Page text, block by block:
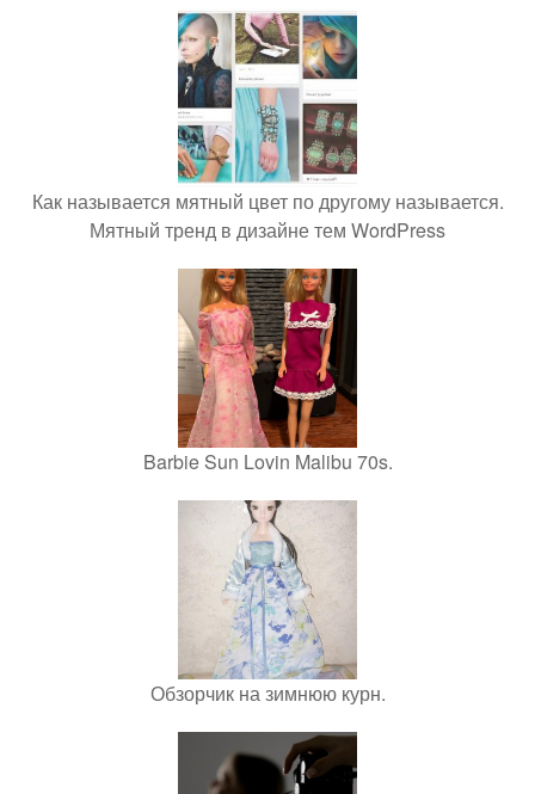
Как называется мятный цвет по другому называется.
Мятный тренд в дизайне тем WordPress
Barbie Sun Lovin Malibu 70s.
Обзорчик на зимнюю курн.